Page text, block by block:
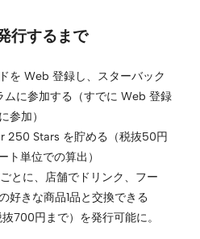
行するまで
を Web 登録し、スターバック
ムに参加する（すでに Web 登録
参加）
250 Stars を貯める（税抜50円
ト単位での算出）
とに、店舗でドリンク、フー
好きな商品1品と交換できる
700円まで）を発行可能に。